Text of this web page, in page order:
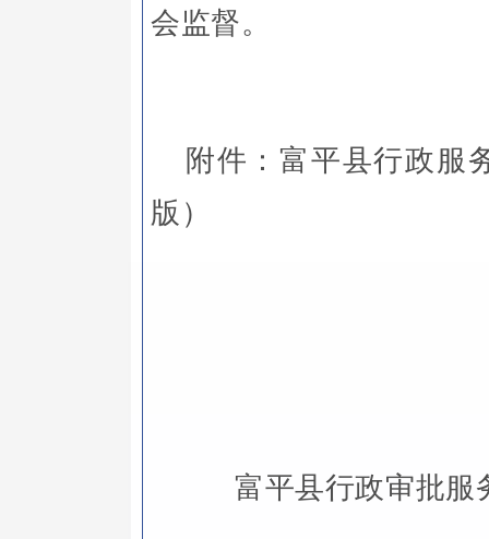
会监督。
附件：富平县行政服
版）
富平县行政审批服